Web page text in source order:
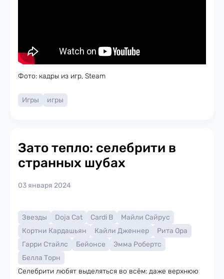
Фото: кадры из игр, Steam
Игры игры
Зато тепло: селебрити в
странных шубах
03 января 2024
Звезды Doja Cat Cardi B
Майли Сайрус
Кортни Кардашьян
Кайли Дженнер
Рита Ора
Гарри Стайлс
Бейонсе
Эмма Робертс
Белла Торн
Селебрити любят выделяться во всём: даже верхнюю